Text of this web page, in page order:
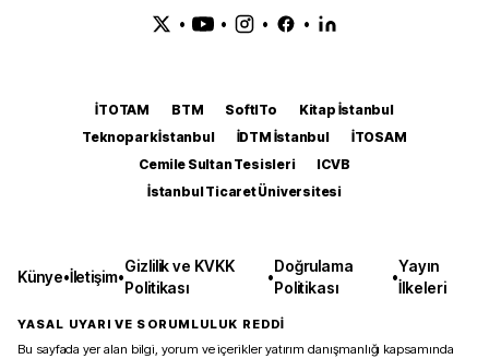
• • • •
İTOTAM BTM SoftITo
Kitap İstanbul
Teknopark İstanbul
İDTM İstanbul
İTOSAM
Cemile Sultan Tesisleri
ICVB
İstanbul Ticaret Üniversitesi
Künye•İletişim•
Gizlilik ve KVKK
Politikası
•
Doğrulama
Politikası
•
Yayın
İlkeleri
YASAL UYARI VE SORUMLULUK REDDİ
Bu sayfada yer alan bilgi, yorum ve içerikler yatırım danışmanlığı kapsamında